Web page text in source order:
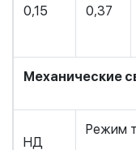
0,15
0,37
Механические
НД
Режим